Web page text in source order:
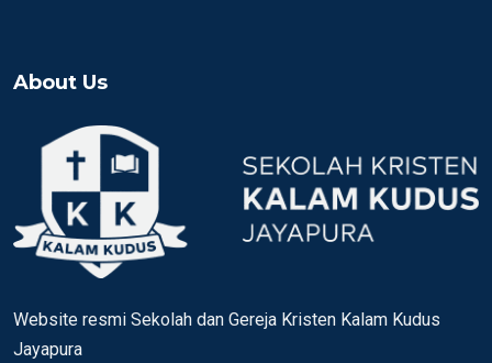
About Us
Website resmi Sekolah dan Gereja Kristen Kalam Kudus
Jayapura